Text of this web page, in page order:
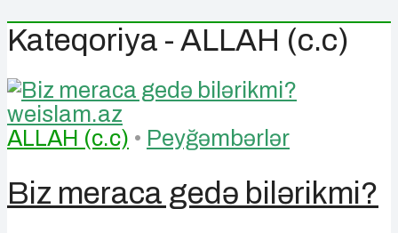
Kateqoriya - ALLAH (c.c)
ALLAH (c.c) • Peyğəmbərlər
Biz meraca gedə bilərikmi?